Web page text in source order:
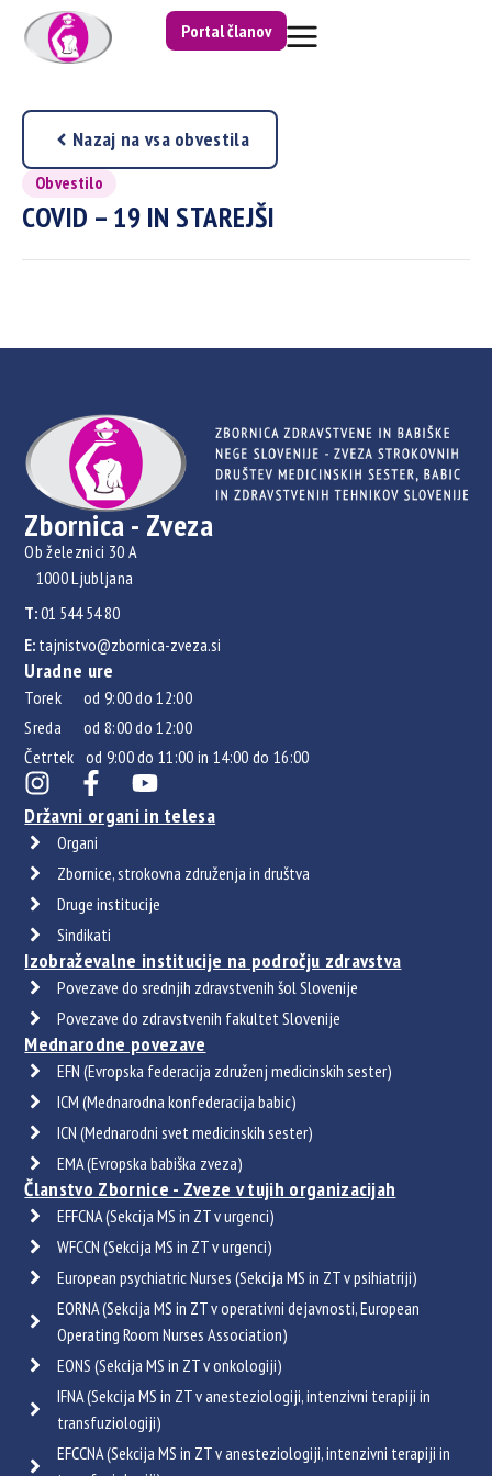
Portal članov
Nazaj na vsa obvestila
Obvestilo
COVID – 19 IN STAREJŠI
Zbornica - Zveza
Ob železnici 30 A
1000 Ljubljana
T:01 544 54 80
E: tajnistvo@zbornica-zveza.si
Uradne ure
Torek od 9:00 do 12:00
Sreda od 8:00 do 12:00
Četrtek od 9:00 do 11:00 in 14:00 do 16:00
Državni organi in telesa
Organi
Zbornice, strokovna združenja in društva
Druge institucije
Sindikati
Izobraževalne institucije na področju zdravstva
Povezave do srednjih zdravstvenih šol Slovenije
Povezave do zdravstvenih fakultet Slovenije
Mednarodne povezave
EFN (Evropska federacija združenj medicinskih sester)
ICM (Mednarodna konfederacija babic)
ICN (Mednarodni svet medicinskih sester)
EMA (Evropska babiška zveza)
Članstvo Zbornice - Zveze v tujih organizacijah
EFFCNA (Sekcija MS in ZT v urgenci)
WFCCN (Sekcija MS in ZT v urgenci)
European psychiatric Nurses (Sekcija MS in ZT v psihiatriji)
EORNA (Sekcija MS in ZT v operativni dejavnosti, European
Operating Room Nurses Association)
EONS (Sekcija MS in ZT v onkologiji)
IFNA (Sekcija MS in ZT v anesteziologiji, intenzivni terapiji in
transfuziologiji)
EFCCNA (Sekcija MS in ZT v anesteziologiji, intenzivni terapiji in